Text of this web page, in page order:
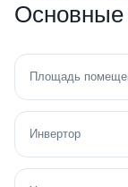
Основные
Площадь
Инвертор